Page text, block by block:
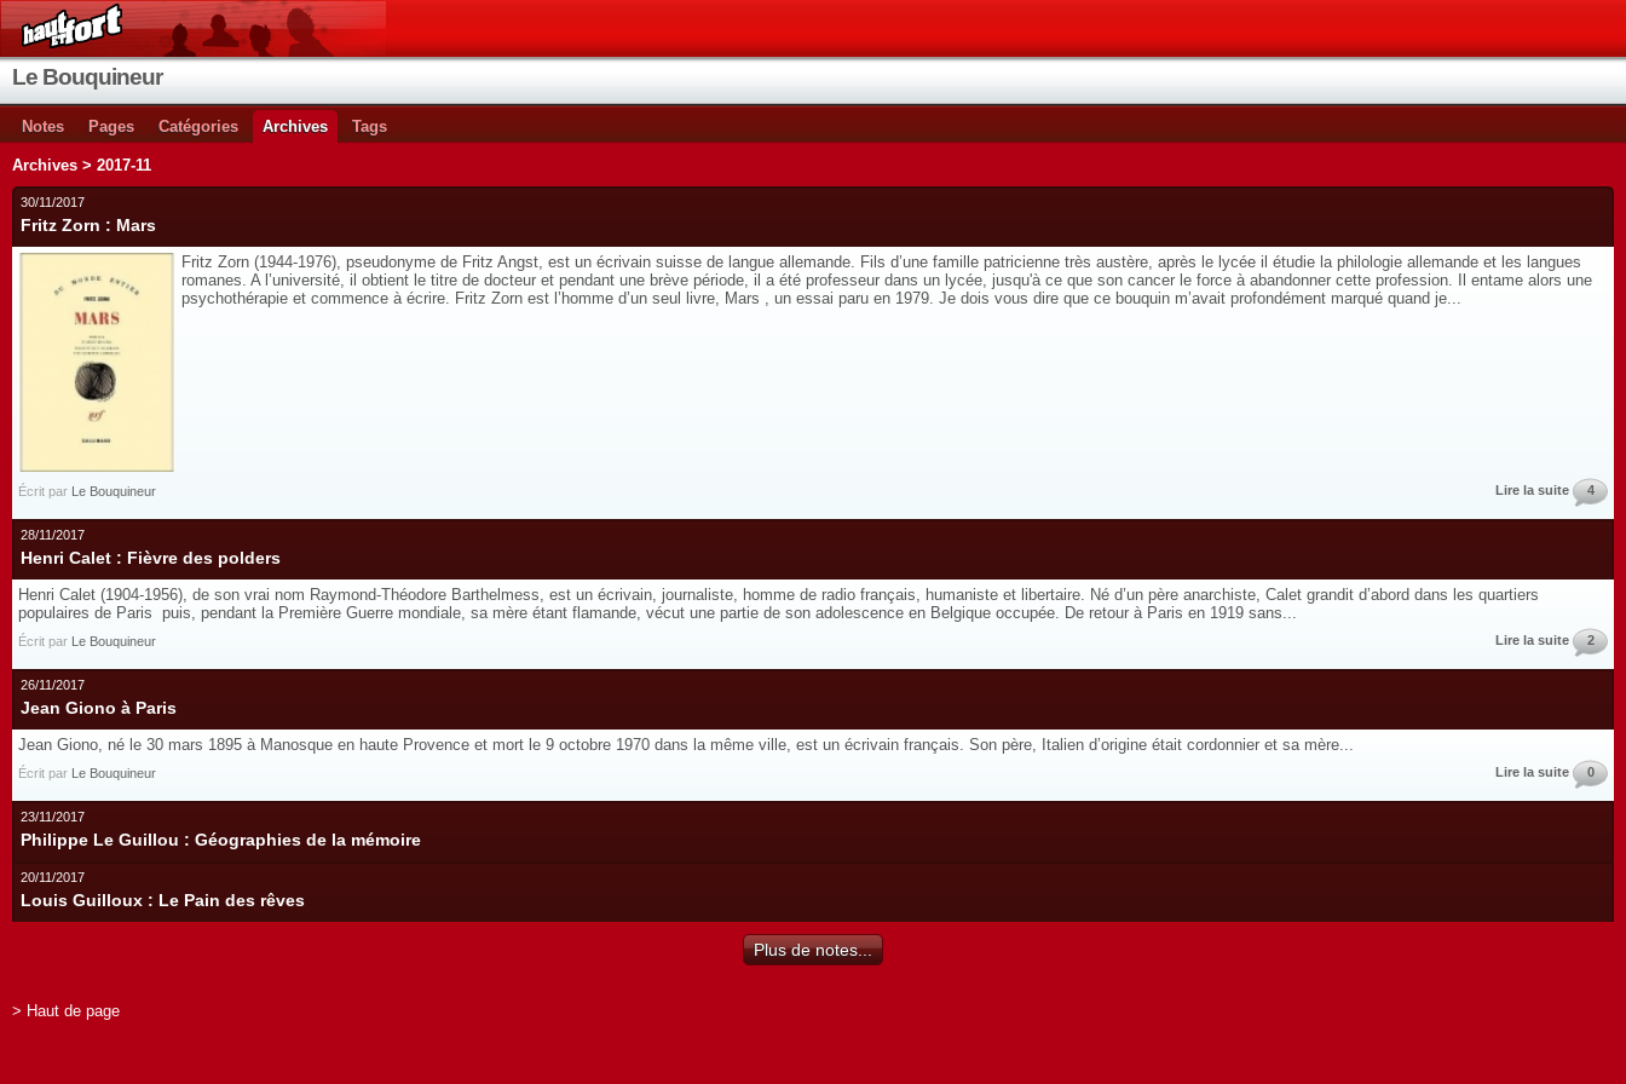
Le Bouquineur
Notes Pages Catégories Archives Tags
Archives > 2017-11
30/11/2017
Fritz Zorn : Mars
Fritz Zorn (1944-1976), pseudonyme de Fritz Angst, est un écrivain suisse de langue allemande. Fils d’une famille patricienne très austère, après le lycée il étudie la philologie allemande et les langues
romanes. A l’université, il obtient le titre de docteur et pendant une brève période, il a été professeur dans un lycée, jusqu'à ce que son cancer le force à abandonner cette profession. Il entame alors une
psychothérapie et commence à écrire. Fritz Zorn est l’homme d’un seul livre, Mars , un essai paru en 1979. Je dois vous dire que ce bouquin m’avait profondément marqué quand je...
Écrit par Le Bouquineur Lire la suite 4
28/11/2017
Henri Calet : Fièvre des polders
Henri Calet (1904-1956), de son vrai nom Raymond-Théodore Barthelmess, est un écrivain, journaliste, homme de radio français, humaniste et libertaire. Né d’un père anarchiste, Calet grandit d’abord dans les quartiers
populaires de Paris puis, pendant la Première Guerre mondiale, sa mère étant flamande, vécut une partie de son adolescence en Belgique occupée. De retour à Paris en 1919 sans...
Écrit par Le Bouquineur Lire la suite 2
26/11/2017
Jean Giono à Paris
Jean Giono, né le 30 mars 1895 à Manosque en haute Provence et mort le 9 octobre 1970 dans la même ville, est un écrivain français. Son père, Italien d’origine était cordonnier et sa mère...
Écrit par Le Bouquineur Lire la suite 0
23/11/2017
Philippe Le Guillou : Géographies de la mémoire
20/11/2017
Louis Guilloux : Le Pain des rêves
Plus de notes...
> Haut de page